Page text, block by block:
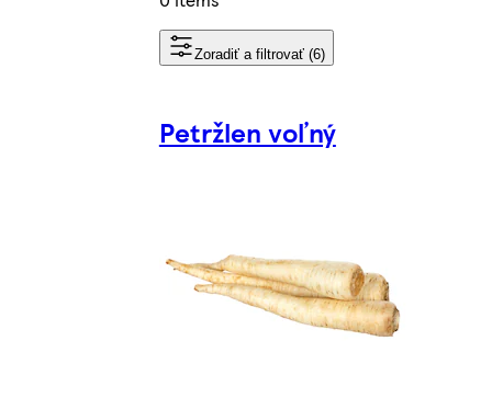
Zoradiť a filtrovať (6)
Petržlen voľný